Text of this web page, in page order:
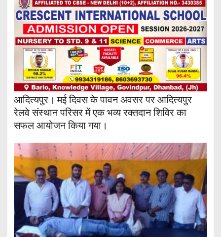
आदित्यपुर। मई दिवस के पावन अवसर पर आदित्यपुर
रेलवे संस्थान परिसर में एक भव्य रक्तदान शिविर का
सफल आयोजन किया गया।